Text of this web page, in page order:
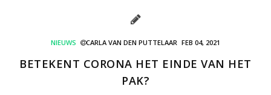
NIEUWS CARLA VAN DEN PUTTELAAR FEB 04, 2021
BETEKENT CORONA HET EINDE VAN HET
PAK?